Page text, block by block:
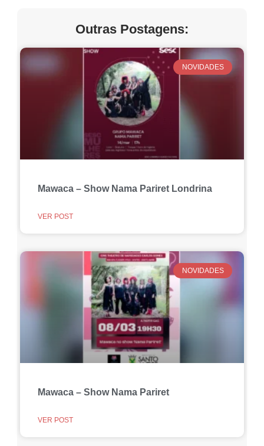
Outras Postagens:
NOVIDADES
Mawaca – Show Nama Pariret Londrina
VER POST
NOVIDADES
Mawaca – Show Nama Pariret
VER POST